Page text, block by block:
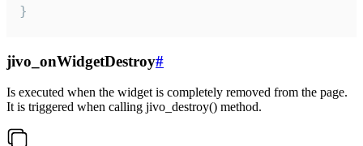
}
jivo_onWidgetDestroy#
Is executed when the widget is completely removed from the page.
It is triggered when calling jivo_destroy() method.